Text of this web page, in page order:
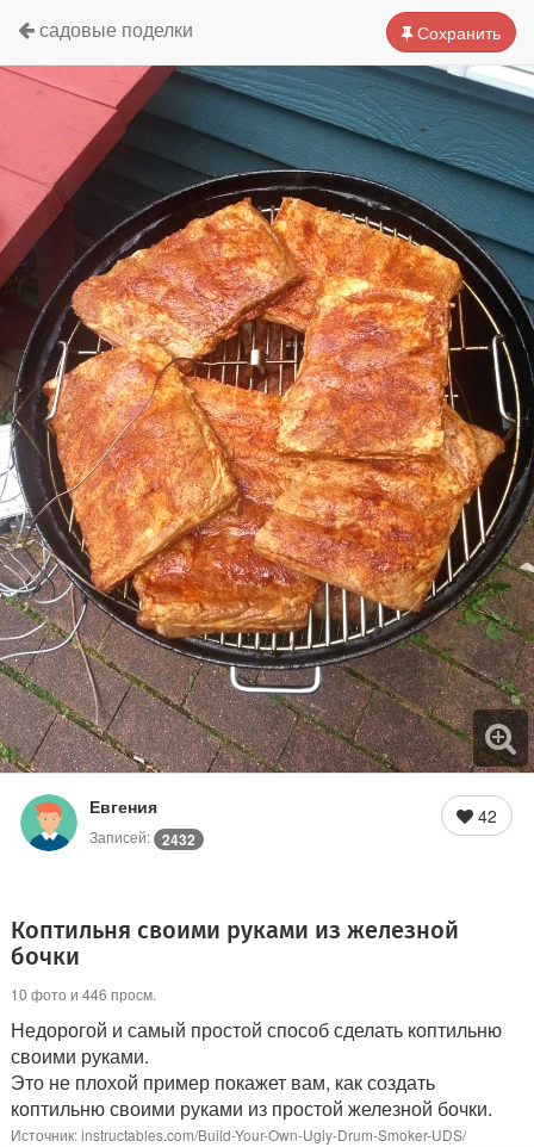
Сохранить
садовые поделки
Евгения
Записей: 2432
42
Коптильня своими руками из железной
бочки
10 фото и 446 просм.
Недорогой и самый простой способ сделать коптильню
своими руками.
Это не плохой пример покажет вам, как создать
коптильню своими руками из простой железной бочки.
Источник: instructables.com/Build-Your-Own-Ugly-Drum-Smoker-UDS/